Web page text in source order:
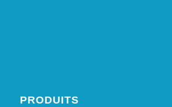
PRODUITS